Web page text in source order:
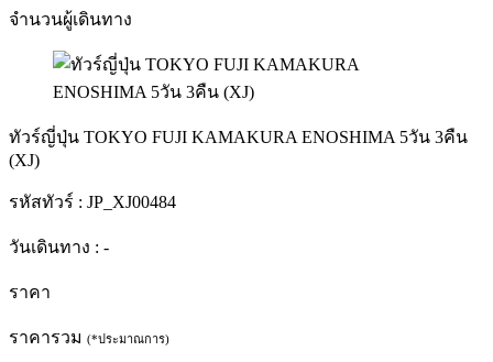
จำนวนผู้เดินทาง
ทัวร์ญี่ปุ่น TOKYO FUJI KAMAKURA ENOSHIMA 5วัน 3คืน
(XJ)
รหัสทัวร์ : JP_XJ00484
วันเดินทาง : -
ราคา
ราคารวม (*ประมาณการ)